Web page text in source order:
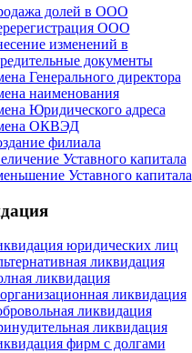
долей в ООО
ООО
изменений в
документы
Генерального директора
наименования
Юридического адреса
ОКВЭД
филиала
Уставного капитала
Уставного капитала
юридических лиц
ликвидация
ликвидация
ликвидация
ликвидация
ликвидация
фирм с долгами